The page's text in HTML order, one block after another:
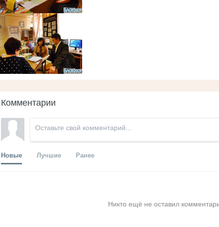
Комментарии
Новые Лучшие Ранее
Никто ещё не оставил